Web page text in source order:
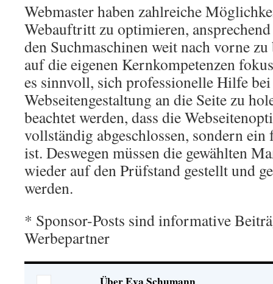
Webmaster haben zahlreiche
Webauftritt zu optimieren,
den Suchmaschinen weit nach vorne
auf die eigenen Kernkompetenzen
es sinnvoll, sich professionelle Hilfe
Webseitengestaltung an die Seite zu
beachtet werden, dass die
vollständig abgeschlossen, sondern
ist. Deswegen müssen die gewählten
wieder auf den Prüfstand gestellt und
werden.
* Sponsor-Posts sind informative
Werbepartner